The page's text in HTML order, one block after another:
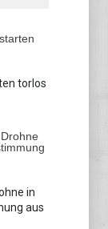
torlos
in
aus